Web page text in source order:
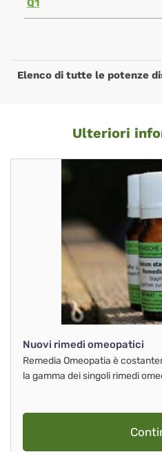
Q1
Elenco di tutte le potenze
Ulteriori
Nuovi rimedi omeopatici
Remedia Omeopatia è
la gamma dei singoli rimedi